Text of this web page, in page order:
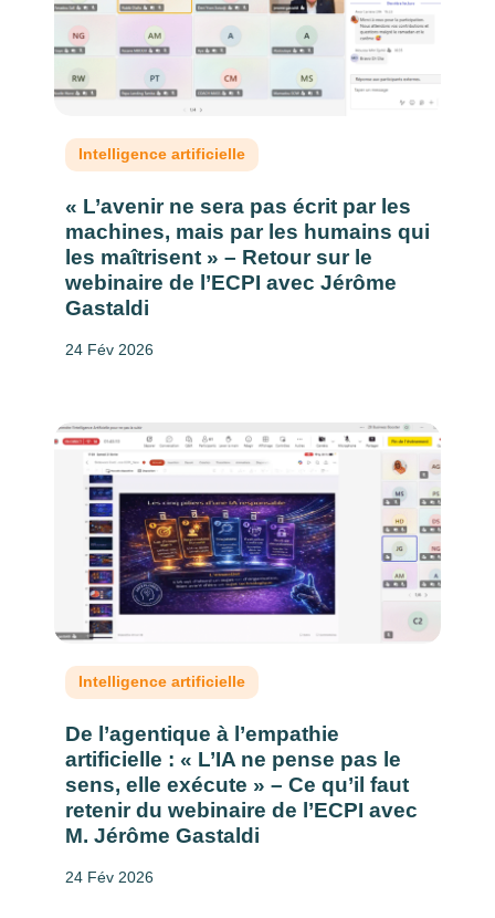
Intelligence artificielle
« L’avenir ne sera pas écrit par les
machines, mais par les humains qui
les maîtrisent » – Retour sur le
webinaire de l’ECPI avec Jérôme
Gastaldi
24 Fév 2026
Intelligence artificielle
De l’agentique à l’empathie
artificielle : « L’IA ne pense pas le
sens, elle exécute » – Ce qu’il faut
retenir du webinaire de l’ECPI avec
M. Jérôme Gastaldi
24 Fév 2026